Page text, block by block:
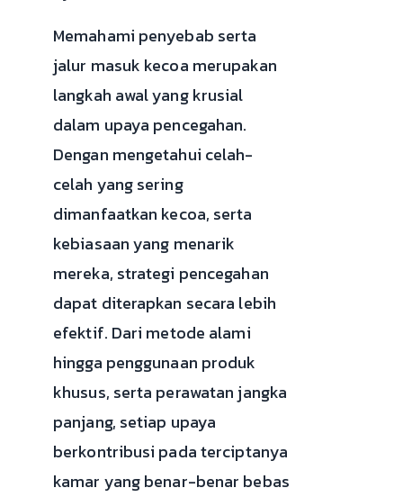
Memahami penyebab serta
jalur masuk kecoa merupakan
langkah awal yang krusial
dalam upaya pencegahan.
Dengan mengetahui celah-
celah yang sering
dimanfaatkan kecoa, serta
kebiasaan yang menarik
mereka, strategi pencegahan
dapat diterapkan secara lebih
efektif. Dari metode alami
hingga penggunaan produk
khusus, serta perawatan jangka
panjang, setiap upaya
berkontribusi pada terciptanya
kamar yang benar-benar bebas